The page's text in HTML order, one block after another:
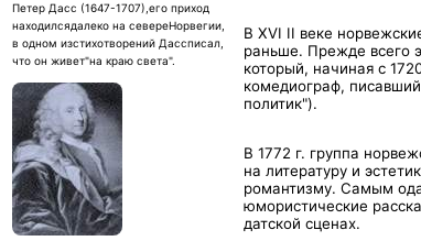
Петер Дасс (1647-1707),его приход
находилсядалеко на севереНорвегии,
в одном изстихотворений Дассписал,
что он живет"на краю света".
В XVI II веке
раньше. Прежде всего
который, начиная с
комедиограф,
политик").
В 1772 г. группа
на литературу и
романтизму. Самым
юмористические
датской сценах.